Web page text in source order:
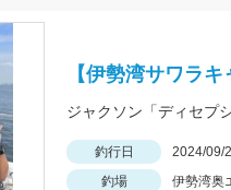
ペ
【伊勢湾サワラ
釣行日 2024/09/
釣場
伊勢湾奥